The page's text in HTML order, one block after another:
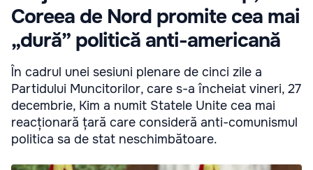
Coreea de Nord promite cea mai
„dură” politică anti-americană
În cadrul unei sesiuni plenare de cinci zile a
Partidului Muncitorilor, care s-a încheiat vineri, 27
decembrie, Kim a numit Statele Unite cea mai
reacționară țară care consideră anti-comunismul
politica sa de stat neschimbătoare.